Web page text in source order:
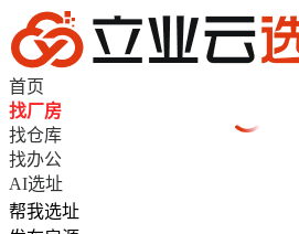
首页
找厂房
找仓库
找办公
AI选址
帮我选址